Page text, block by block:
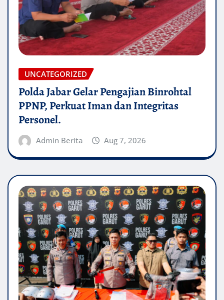
UNCATEGORIZED
Polda Jabar Gelar Pengajian Binrohtal
PPNP, Perkuat Iman dan Integritas
Personel.
Admin Berita Aug 7, 2026